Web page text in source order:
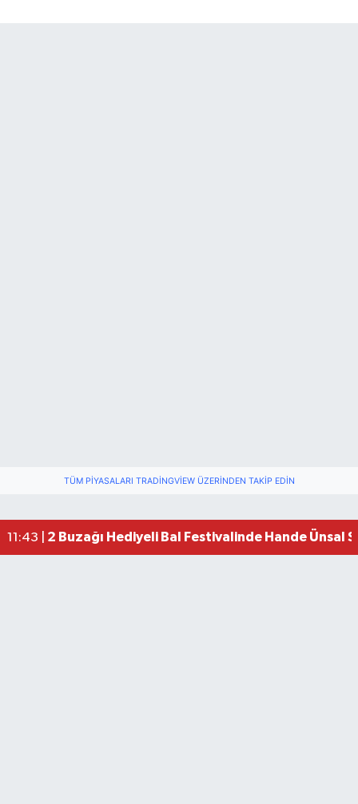
TÜM PIYASALARI TRADINGVIEW ÜZERINDEN TAKIP EDIN
11:43 | 2 Buzağı Hediyeli Bal Festivalinde Hande Ünsal